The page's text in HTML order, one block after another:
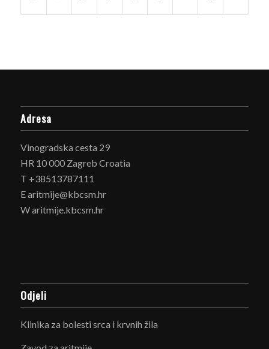
Adresa
Vinogradska cesta 29
HR 10 000 Zagreb Croatia
T +38513787111
E aritmije@kbcsm.hr
W aritmije.kbcsm.hr
Odjeli
Klinika za bolesti srca i krvnih žila